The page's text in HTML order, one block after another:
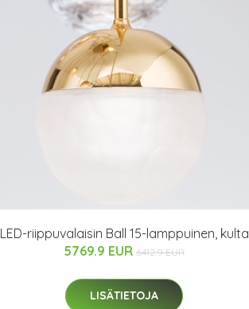
LED-riippuvalaisin Ball 15-lamppuinen, kulta
5769.9 EUR 6412.9 EUR
LISÄTIETOJA